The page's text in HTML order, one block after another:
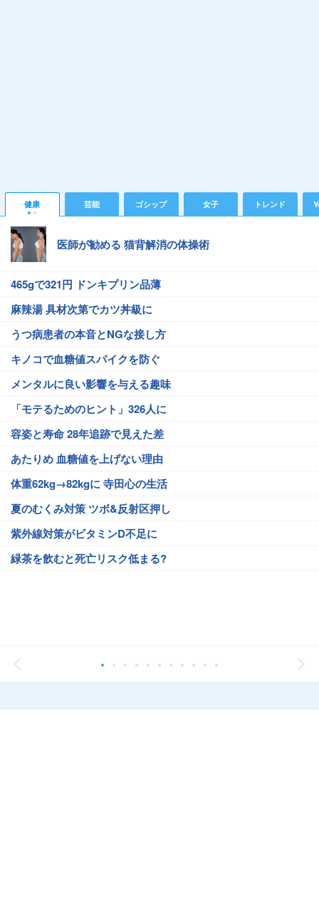
健康 芸能 ゴシップ 女子 トレンド
医師が勧める 猫背解消の体操術
465gで321円 ドンキプリン品薄
麻辣湯 具材次第でカツ丼級に
うつ病患者の本音とNGな接し方
キノコで血糖値スパイクを防ぐ
メンタルに良い影響を与える趣味
「モテるためのヒント」326人に
容姿と寿命 28年追跡で見えた差
あたりめ 血糖値を上げない理由
体重62kg→82kgに 寺田心の生活
夏のむくみ対策 ツボ&反射区押し
紫外線対策がビタミンD不足に
緑茶を飲むと死亡リスク低まる?